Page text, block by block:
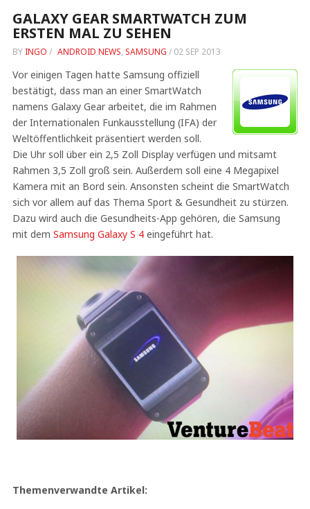
GALAXY GEAR SMARTWATCH ZUM
ERSTEN MAL ZU SEHEN
BY INGO / ANDROID NEWS, SAMSUNG / 02 SEP 2013
Vor einigen Tagen hatte Samsung offiziell
bestätigt, dass man an einer SmartWatch
namens Galaxy Gear arbeitet, die im Rahmen
der Internationalen Funkausstellung (IFA) der
Weltöffentlichkeit präsentiert werden soll.
Die Uhr soll über ein 2,5 Zoll Display verfügen und mitsamt
Rahmen 3,5 Zoll groß sein. Außerdem soll eine 4 Megapixel
Kamera mit an Bord sein. Ansonsten scheint die SmartWatch
sich vor allem auf das Thema Sport & Gesundheit zu stürzen.
Dazu wird auch die Gesundheits-App gehören, die Samsung
mit dem Samsung Galaxy S 4eingeführt hat.
Themenverwandte Artikel: